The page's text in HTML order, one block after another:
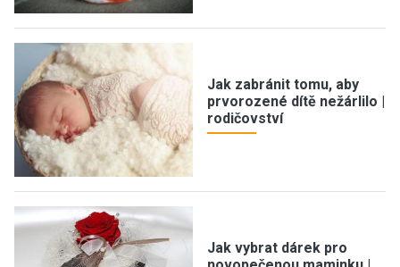
Jak zabránit tomu, aby
prvorozené dítě nežárlilo |
rodičovství
Jak vybrat dárek pro